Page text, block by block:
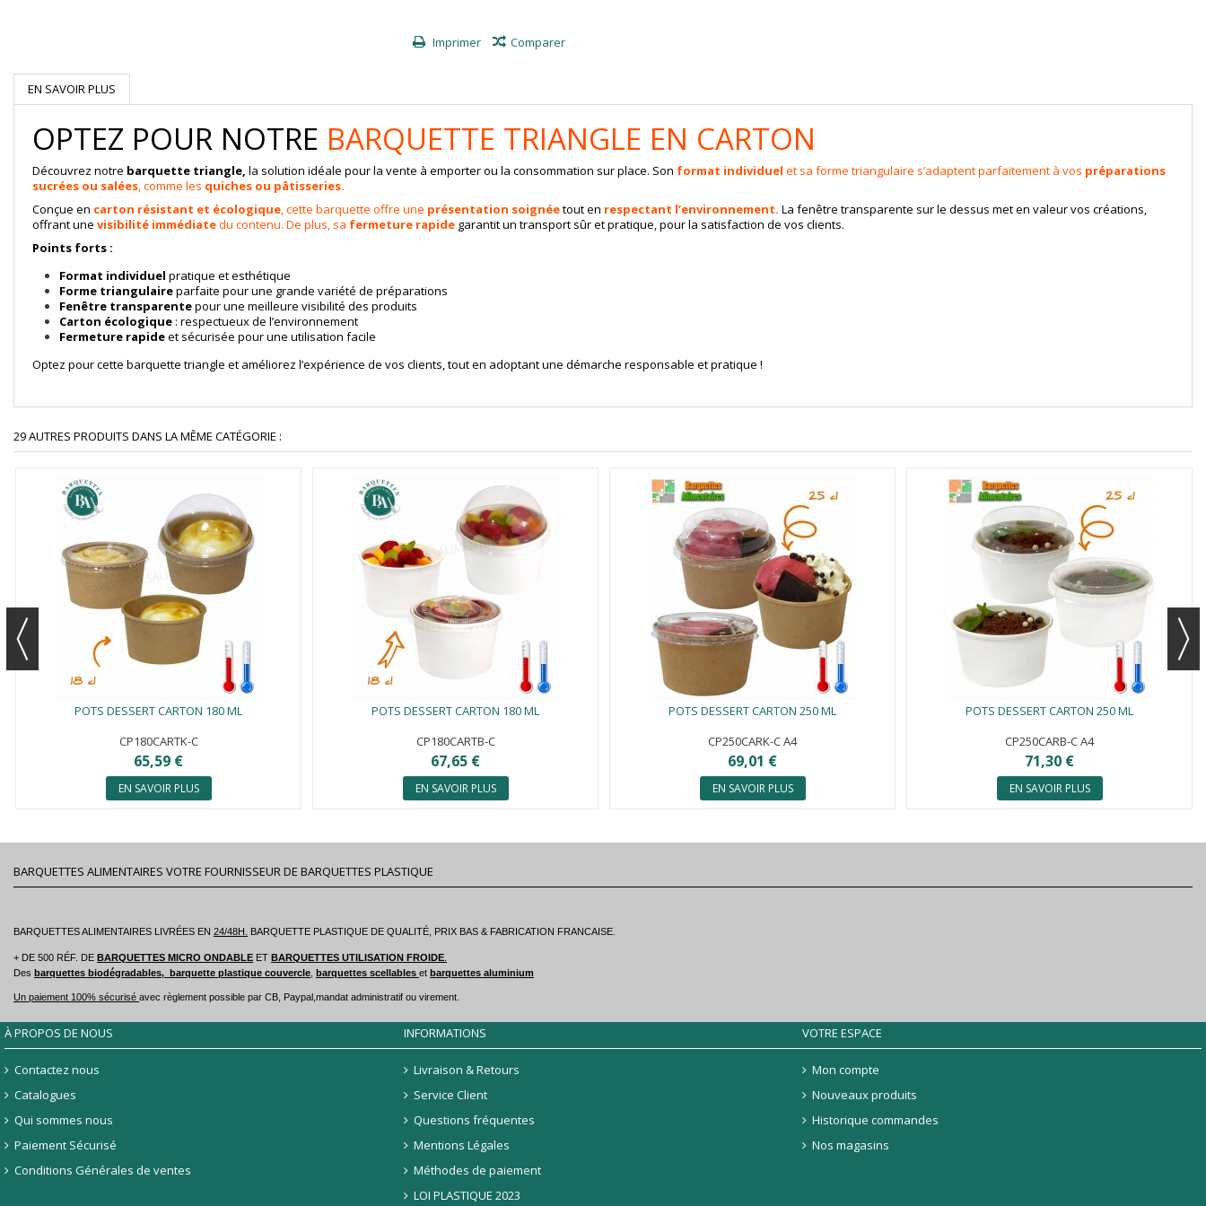
Imprimer Comparer
EN SAVOIR PLUS
OPTEZ POUR NOTRE BARQUETTE TRIANGLE EN CARTON
Découvrez notre barquette triangle, la solution idéale pour la vente à emporter ou la consommation sur place. Son format individuel et sa forme triangulaire s’adaptent parfaitement à vos préparations
sucrées ou salées, comme les quiches ou pâtisseries.
Conçue en carton résistant et écologique, cette barquette offre une présentation soignéetout en respectant l’environnement. La fenêtre transparente sur le dessus met en valeur vos créations,
offrant une visibilité immédiatedu contenu. De plus, sa fermeture rapide garantit un transport sûr et pratique, pour la satisfaction de vos clients.
Points forts :
Format individuel pratique et esthétique
Forme triangulaireparfaite pour une grande variété de préparations
Fenêtre transparentepour une meilleure visibilité des produits
Carton écologique : respectueux de l’environnement
Fermeture rapideet sécurisée pour une utilisation facile
Optez pour cette barquette triangle et améliorez l’expérience de vos clients, tout en adoptant une démarche responsable et pratique !
29 AUTRES PRODUITS DANS LA MÊME CATÉGORIE :
POTS DESSERT CARTON 180 ML
CP180CARTK-C
65,59 €
EN SAVOIR PLUS
POTS DESSERT CARTON 180 ML
CP180CARTB-C
67,65 €
EN SAVOIR PLUS
POTS DESSERT CARTON 250 ML
CP250CARK-C A4
69,01 €
EN SAVOIR PLUS
POTS DESSERT CARTON 250 ML
CP250CARB-C A4
71,30 €
EN SAVOIR PLUS
BARQUETTES ALIMENTAIRES VOTRE FOURNISSEUR DE BARQUETTES PLASTIQUE
BARQUETTES ALIMENTAIRES LIVRÉES EN 24/48H. BARQUETTE PLASTIQUE DE QUALITÉ, PRIX BAS & FABRICATION FRANCAISE.
+ DE 500 RÉF. DE BARQUETTES MICRO ONDABLE ET BARQUETTES UTILISATION FROIDE
Des barquettes biodégradables, barquette plastique couvercle barquettes scellables et barquettes aluminium
Un paiement 100% sécurisé avec règlement possible par CB, Paypal,mandat administratif ou virement.
À PROPOS DE NOUS
Contactez nous
Catalogues
Qui sommes nous
Paiement Sécurisé
Conditions Générales de ventes
INFORMATIONS
Livraison & Retours
Service Client
Questions fréquentes
Mentions Légales
Méthodes de paiement
LOI PLASTIQUE 2023
VOTRE ESPACE
Mon compte
Nouveaux produits
Historique commandes
Nos magasins